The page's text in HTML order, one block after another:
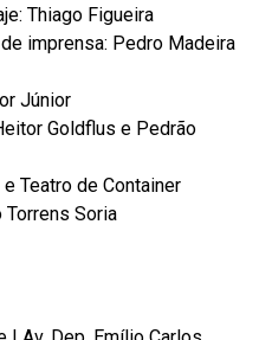
Thiago Figueira
imprensa: Pedro Madeira
Júnior
Goldflus e Pedrão
Teatro de Container
Torrens Soria